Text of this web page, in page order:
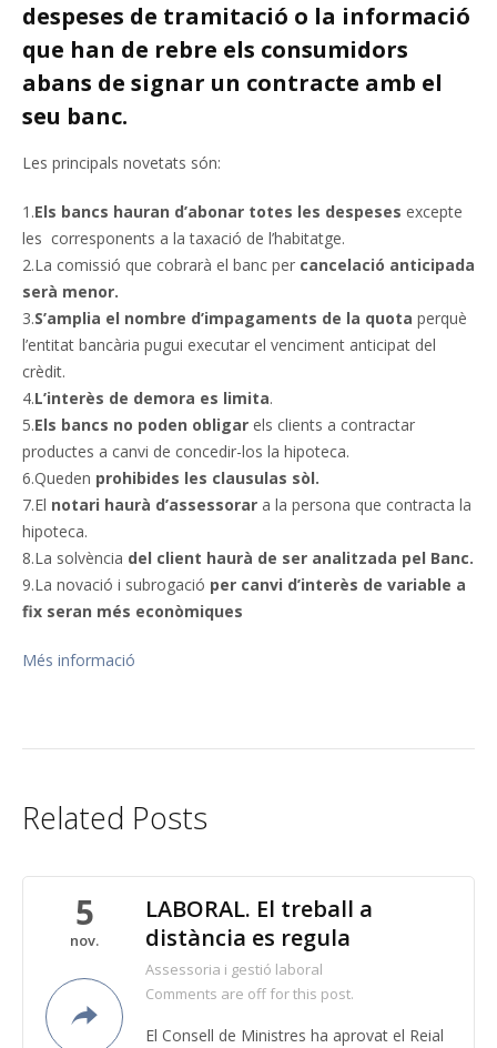
despeses de tramitació o la informació
que han de rebre els consumidors
abans de signar un contracte amb el
seu banc.
Les principals novetats són:
1.Els bancs hauran d’abonar totes les despeses excepte
les corresponents a la taxació de l’habitatge.
2.La comissió que cobrarà el banc per cancelació anticipada
serà menor.
3.S’amplia el nombre d’impagaments de la quota perquè
l’entitat bancària pugui executar el venciment anticipat del
crèdit.
4.L’interès de demora es limita.
5.Els bancs no poden obligar els clients a contractar
productes a canvi de concedir-los la hipoteca.
6.Queden prohibides les clausulas sòl.
7.El notari haurà d’assessorar a la persona que contracta la
hipoteca.
8.La solvència del client haurà de ser analitzada pel Banc.
9.La novació i subrogació per canvi d’interès de variable a
fix seran més econòmiques
Més informació
Related Posts
5
nov.
LABORAL. El treball a
distància es regula
Assessoria i gestió laboral
Comments are off for this post.
El Consell de Ministres ha aprovat el Reial